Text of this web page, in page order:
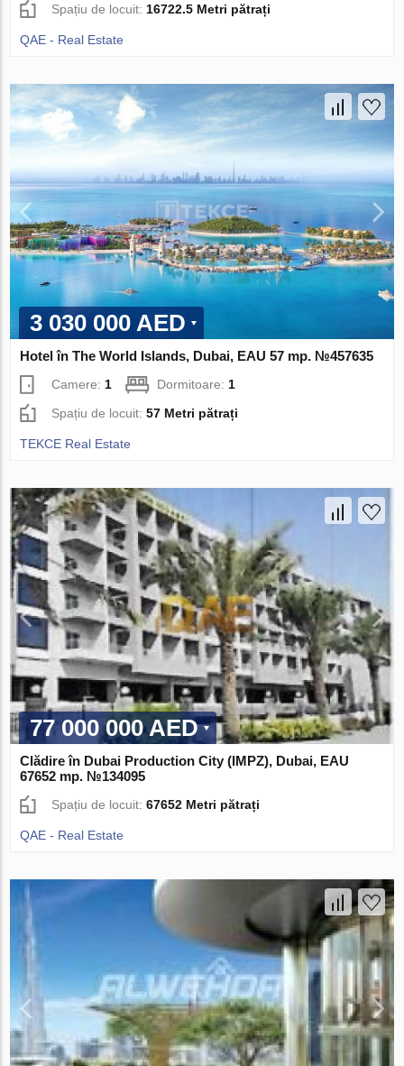
Spațiu de locuit: 16722.5 Metri pătrați
QAE - Real Estate
3 030 000 AED
Hotel în The World Islands, Dubai, EAU 57 mp. №457635
Camere:1 Dormitoare:1
Spațiu de locuit:57 Metri pătrați
TEKCE Real Estate
77 000 000 AED
Clădire în Dubai Production City (IMPZ), Dubai, EAU
67652 mp. №134095
Spațiu de locuit:67652 Metri pătrați
QAE - Real Estate